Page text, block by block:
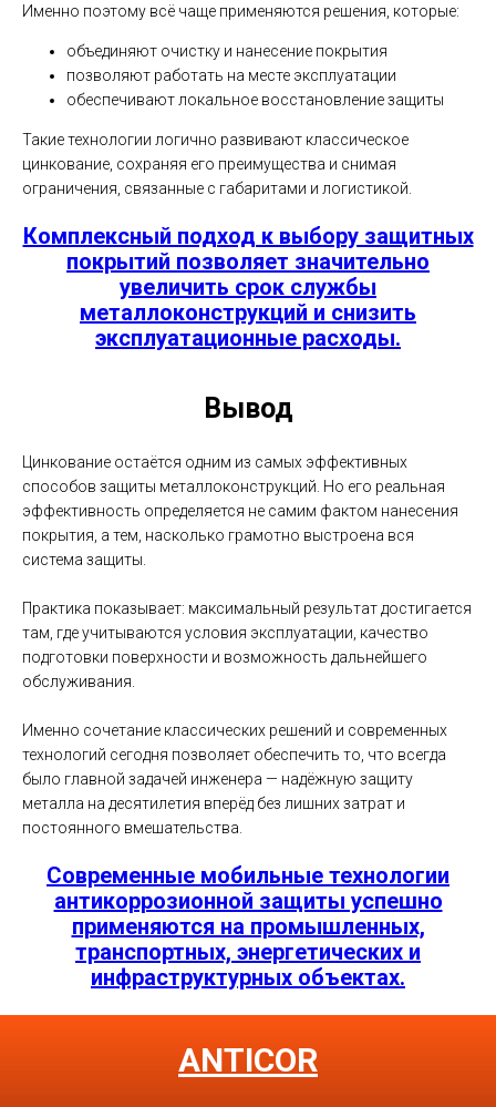
Именно поэтому всё чаще применяются решения, которые:
объединяют очистку и нанесение покрытия
позволяют работать на месте эксплуатации
обеспечивают локальное восстановление защиты
Такие технологии логично развивают классическое
цинкование, сохраняя его преимущества и снимая
ограничения, связанные с габаритами и логистикой.
Комплексный подход к выбору защитных
покрытий позволяет значительно
увеличить срок службы
металлоконструкций и снизить
эксплуатационные расходы.
Вывод
Цинкование остаётся одним из самых эффективных
способов защиты металлоконструкций. Но его реальная
эффективность определяется не самим фактом нанесения
покрытия, а тем, насколько грамотно выстроена вся
система защиты.
Практика показывает: максимальный результат достигается
там, где учитываются условия эксплуатации, качество
подготовки поверхности и возможность дальнейшего
обслуживания.
Именно сочетание классических решений и современных
технологий сегодня позволяет обеспечить то, что всегда
было главной задачей инженера — надёжную защиту
металла на десятилетия вперёд без лишних затрат и
постоянного вмешательства.
Современные мобильные технологии
антикоррозионной защиты успешно
применяются на промышленных,
транспортных, энергетических и
инфраструктурных объектах.
ANTICOR